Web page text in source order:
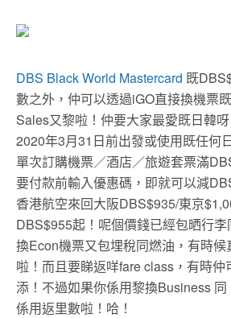
DBS Black World Mastercard 既
數之外，仲可以透過iGO直接換機票
Sales又黎啦！仲要大家最愛既日韓
2020年3月31 日前出發或使用既任何
單次訂購機票／酒店／旅遊套票滿
要付款前輸入優惠碼，即就可以減
香港航空來回大阪DBS$935/東京
DBS$955起！呢個價錢已經包晒行
換Econ機票又包埋稅同燃油，有時
啦！而且要睇返咩fare class，有時
添！不過如果你係用黎換Business
係用返里數啦！哈！